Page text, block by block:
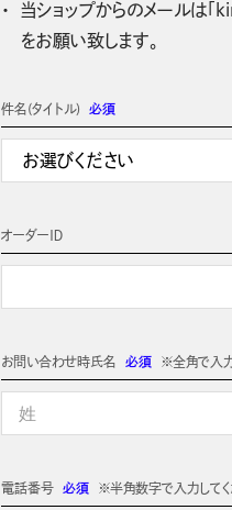
当ショップからのメールは
をお願い致します。
件名(タイトル) 必須
オーダーＩＤ
お問い合わせ時氏名 必須 ※全角で入力
電話番号 必須 ※半角数字で入力してく